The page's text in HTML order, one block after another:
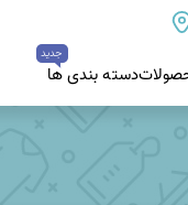
دسته بندی ها
جدید